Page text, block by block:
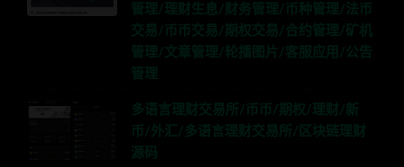
管理/理财生息/财务管理/币种管理/法币
交易/币币交易/期权交易/合约管理/矿机
管理/文章管理/轮播图片/客服应用/公告
管理
多语言理财交易所/币币/期权/理财/新
币/外汇/多语言理财交易所/区块链理财
源码